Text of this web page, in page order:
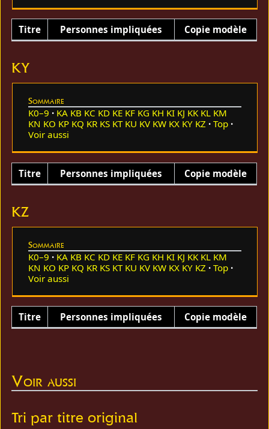
Titre Personnes impliquées Copie modèle
KY
Sommaire
K0–9 KA KB KC KD KE KF KG KH KI KJ KK KL KM
KN KO KP KQ KR KS KT KU KV KW KX KY KZ
Top
Voir aussi
Titre Personnes impliquées Copie modèle
KZ
Sommaire
K0–9 KA KB KC KD KE KF KG KH KI KJ KK KL KM
KN KO KP KQ KR KS KT KU KV KW KX KY KZ
Top
Voir aussi
Titre Personnes impliquées Copie modèle
Voir aussi
Tri par titre original